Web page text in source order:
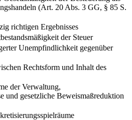
(Art. 20 Abs. 3 GG, § 85 S.
richtigen Ergebnisses
der Steuer
Unempfindlichkeit gegenüber
Rechtsform und Inhalt des
der Verwaltung,
und gesetzliche Beweismaßreduktion